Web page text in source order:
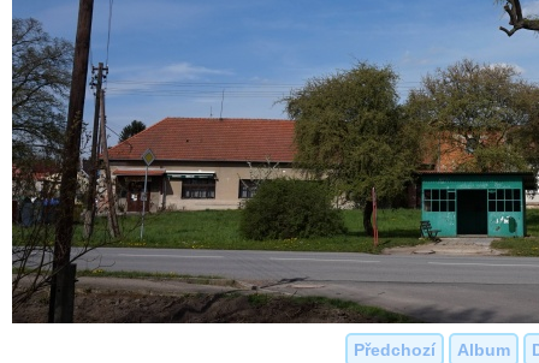
Předchozí Album